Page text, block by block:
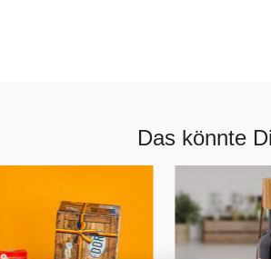
Das könnte